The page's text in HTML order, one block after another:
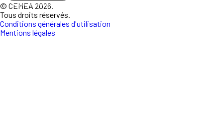
© CEMEA 2026.
Tous droits réservés.
Conditions générales d'utilisation
Mentions légales